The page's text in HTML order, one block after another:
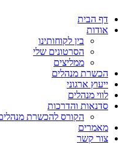
דף הבית
אודות
בין לקוחותינו
הסרטונים שלי
ממליצים
הכשרת מנהלים
ייעוץ ארגוני
לווי מנהלים
סדנאות והדרכות
הקורס להכשרת מנהלים
מאמרים
צור קשר